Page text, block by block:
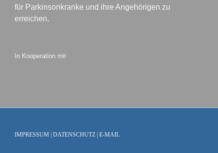
für Parkinsonkranke und ihre Angehörigen zu
erreichen.
In Kooperation mit
IMPRESSUM | DATENSCHUTZ| E-MAIL